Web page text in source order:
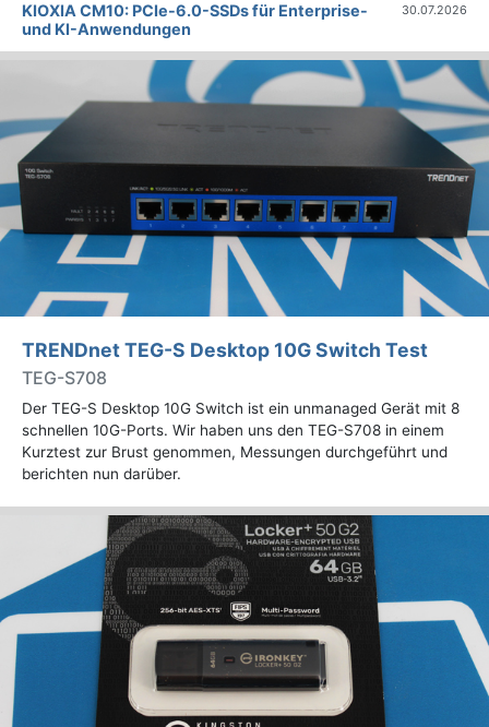
KIOXIA CM10: PCIe-6.0-SSDs für Enterprise-
und KI-Anwendungen
30.07.2026
TRENDnet TEG-S Desktop 10G Switch Test
TEG-S708
Der TEG-S Desktop 10G Switch ist ein unmanaged Gerät mit 8
schnellen 10G-Ports. Wir haben uns den TEG-S708 in einem
Kurztest zur Brust genommen, Messungen durchgeführt und
berichten nun darüber.